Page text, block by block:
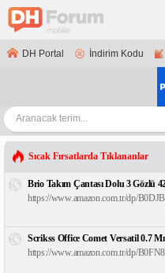
DH Portal İndirim Kodu
Sıcak Fırsatlarda Tıklananlar
Brio Takım Çantası Dolu 3 Gözlü
https://www.amazon.com.tr/dp/
Scrikss Office Comet Versatil 0.7
https://www.amazon.com.tr/dp/